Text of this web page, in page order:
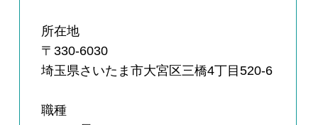
所在地
〒330-6030
埼玉県さいたま市大宮区三橋4丁目520-6
職種